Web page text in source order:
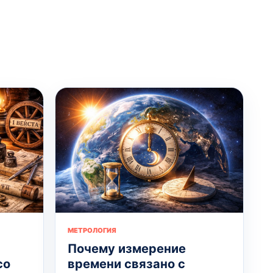
МЕТРОЛОГИЯ
Почему измерение
времени связано с